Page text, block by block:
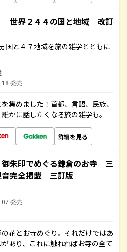
世界２４４の国と地域 改訂
国と４７地域を旅の雑学とともに
発売
集めました！首都、言語、民族、
かに話したくなる旅の雑学も。
詳細を見る
朱印でめぐる鎌倉のお寺 三
音完全掲載 三訂版
発売
花とお寺めぐり。それだけではあ
あり、これに触れればお寺の全て